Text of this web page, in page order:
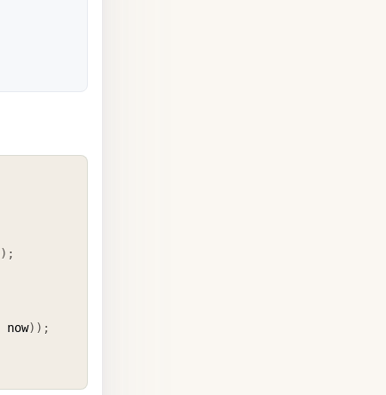
) ;
now) ) ;